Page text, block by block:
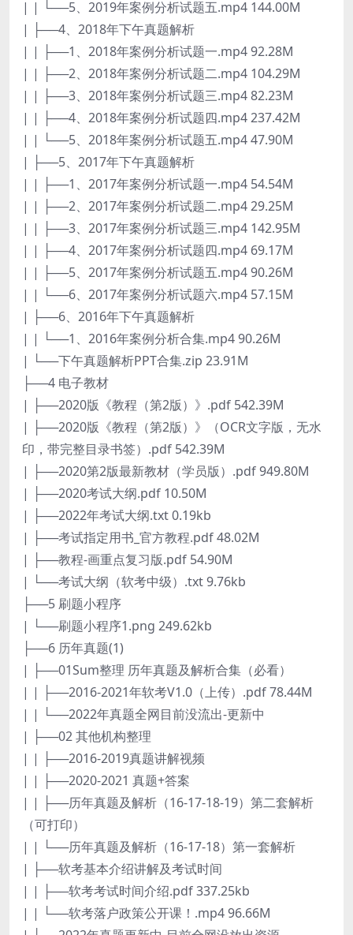
| | └──5、2019年案例分析试题五.mp4 144.00M
| ├──4、2018年下午真题解析
| | ├──1、2018年案例分析试题一.mp4 92.28M
| | ├──2、2018年案例分析试题二.mp4 104.29M
| | ├──3、2018年案例分析试题三.mp4 82.23M
| | ├──4、2018年案例分析试题四.mp4 237.42M
| | └──5、2018年案例分析试题五.mp4 47.90M
| ├──5、2017年下午真题解析
| | ├──1、2017年案例分析试题一.mp4 54.54M
| | ├──2、2017年案例分析试题二.mp4 29.25M
| | ├──3、2017年案例分析试题三.mp4 142.95M
| | ├──4、2017年案例分析试题四.mp4 69.17M
| | ├──5、2017年案例分析试题五.mp4 90.26M
| | └──6、2017年案例分析试题六.mp4 57.15M
| ├──6、2016年下午真题解析
| | └──1、2016年案例分析合集.mp4 90.26M
| └──下午真题解析PPT合集.zip 23.91M
├──4 电子教材​
| ├──2020版《教程（第2版）》.pdf 542.39M
| ├──2020版《教程（第2版）》（OCR文字版，无水
印，带完整目录书签）.pdf 542.39M
| ├──2020第2版最新教材（学员版）.pdf 949.80M
| ├──2020考试大纲.pdf 10.50M
| ├──2022年考试大纲.txt 0.19kb
| ├──考试指定用书_官方教程.pdf 48.02M
| ├──教程-画重点复习版.pdf 54.90M
| └──考试大纲（软考中级）.txt 9.76kb
├──5 刷题小程序
| └──刷题小程序1.png 249.62kb
├──6 历年真题(1)
| ├──01Sum整理 历年真题及解析合集（必看）
| | ├──2016-2021年软考V1.0（上传）.pdf 78.44M
| | └──2022年真题全网目前没流出-更新中
| ├──02 其他机构整理
| | ├──2016-2019真题讲解视频
| | ├──2020-2021 真题+答案
| | ├──历年真题及解析（16-17-18-19）第二套解析
（可打印）
| | └──历年真题及解析（16-17-18）第一套解析
| ├──软考基本介绍讲解及考试时间
| | ├──软考考试时间介绍.pdf 337.25kb
| | └──软考落户政策公开课！.mp4 96.66M